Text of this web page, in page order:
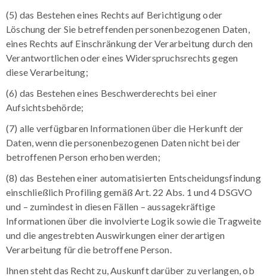
(5) das Bestehen eines Rechts auf Berichtigung oder
Löschung der Sie betreffenden personenbezogenen Daten,
eines Rechts auf Einschränkung der Verarbeitung durch den
Verantwortlichen oder eines Widerspruchsrechts gegen
diese Verarbeitung;
(6) das Bestehen eines Beschwerderechts bei einer
Aufsichtsbehörde;
(7) alle verfügbaren Informationen über die Herkunft der
Daten, wenn die personenbezogenen Daten nicht bei der
betroffenen Person erhoben werden;
(8) das Bestehen einer automatisierten Entscheidungsfindung
einschließlich Profiling gemäß Art. 22 Abs. 1 und 4 DSGVO
und – zumindest in diesen Fällen – aussagekräftige
Informationen über die involvierte Logik sowie die Tragweite
und die angestrebten Auswirkungen einer derartigen
Verarbeitung für die betroffene Person.
Ihnen steht das Recht zu, Auskunft darüber zu verlangen, ob